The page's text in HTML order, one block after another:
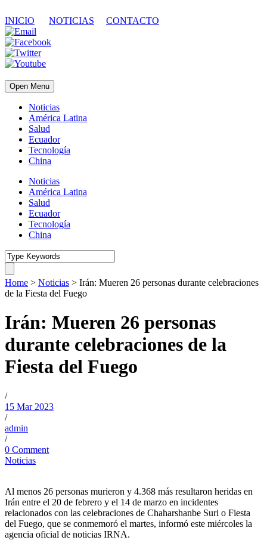
INICIO NOTICIAS CONTACTO
Open Menu
Noticias
América Latina
Salud
Ecuador
Tecnología
China
Noticias
América Latina
Salud
Ecuador
Tecnología
China
Home > Noticias > Irán: Mueren 26 personas durante celebraciones
de la Fiesta del Fuego
Irán: Mueren 26 personas
durante celebraciones de la
Fiesta del Fuego
/
15 Mar 2023
/
admin
/
0 Comment
Noticias
Al menos 26 personas murieron y 4.368 más resultaron heridas en
Irán entre el 20 de febrero y el 14 de marzo en incidentes
relacionados con las celebraciones de Chaharshanbe Suri o Fiesta
del Fuego, que se conmemoró el martes, informó este miércoles la
agencia oficial de noticias IRNA.